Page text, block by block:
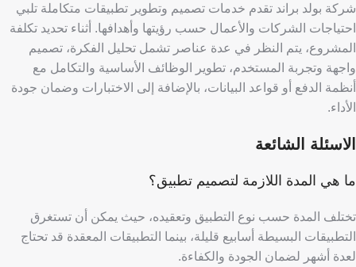
شركة بولد براند تقدم خدمات تصميم وتطوير تطبيقات متكاملة تلبي
احتياجات الشركات والأعمال حسب رؤيتها وأهدافها. أثناء تحديد تكلفة
المشروع، يتم النظر في عدة عناصر تشمل تحليل الفكرة، تصميم
واجهة وتجربة المستخدم، تطوير الوظائف الأساسية والتكامل مع
أنظمة الدفع أو قواعد البيانات، بالإضافة إلى الاختبارات وضمان جودة
الأداء.
الاسئلة الشائعة
ما هي المدة اللازمة لتصميم تطبيق؟
تختلف المدة حسب نوع التطبيق وتعقيده، حيث يمكن أن تستغرق
التطبيقات البسيطة أسابيع قليلة، بينما التطبيقات المعقدة قد تحتاج
لعدة أشهر لضمان الجودة والكفاءة.